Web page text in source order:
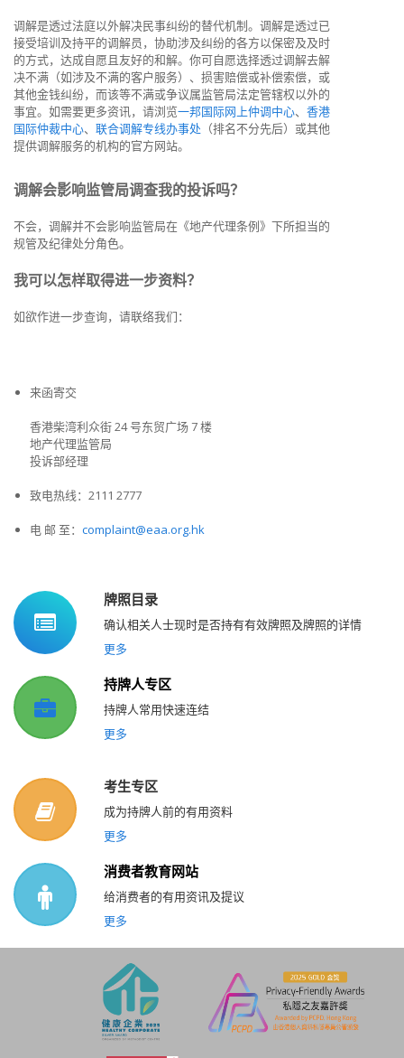
调解是透过法庭以外解决民事纠纷的替代机制。调解是透过已
接受培训及持平的调解员，协助涉及纠纷的各方以保密及及时
的方式，达成自愿且友好的和解。你可自愿选择透过调解去解
决不满（如涉及不满的客户服务）、损害赔偿或补偿索偿，或
其他金钱纠纷，而该等不满或争议属监管局法定管辖权以外的
事宜。如需要更多资讯，请浏览一邦国际网上仲调中心、 香港
国际仲裁中心、 联合调解专线办事处 （排名不分先后）或其他
提供调解服务的机构的官方网站。
调解会影响监管局调查我的投诉吗？
不会，调解并不会影响监管局在《地产代理条例》下所担当的
规管及纪律处分角色。
我可以怎样取得进一步资料？
如欲作进一步查询，请联络我们：
来函寄交
香港柴湾利众街 24 号东贸广场 7 楼
地产代理监管局
投诉部经理
致电热线：2111 2777
电 邮 至： complaint@eaa.org.hk
牌照目录
确认相关人士现时是否持有有效牌照及牌照的详情
更多
持牌人专区
持牌人常用快速连结
更多
考生专区
成为持牌人前的有用资料
更多
消费者教育网站
给消费者的有用资讯及提议
更多